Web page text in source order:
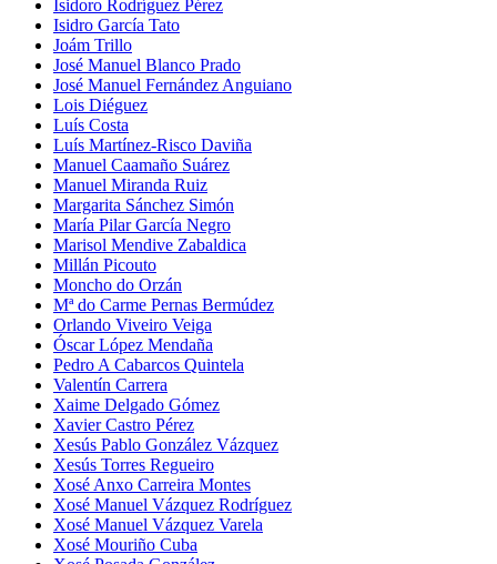
Isidoro Rodríguez Pérez
Isidro García Tato
Joám Trillo
José Manuel Blanco Prado
José Manuel Fernández Anguiano
Lois Diéguez
Luís Costa
Luís Martínez-Risco Daviña
Manuel Caamaño Suárez
Manuel Miranda Ruiz
Margarita Sánchez Simón
María Pilar García Negro
Marisol Mendive Zabaldica
Millán Picouto
Moncho do Orzán
Mª do Carme Pernas Bermúdez
Orlando Viveiro Veiga
Óscar López Mendaña
Pedro A Cabarcos Quintela
Valentín Carrera
Xaime Delgado Gómez
Xavier Castro Pérez
Xesús Pablo González Vázquez
Xesús Torres Regueiro
Xosé Anxo Carreira Montes
Xosé Manuel Vázquez Rodríguez
Xosé Manuel Vázquez Varela
Xosé Mouriño Cuba